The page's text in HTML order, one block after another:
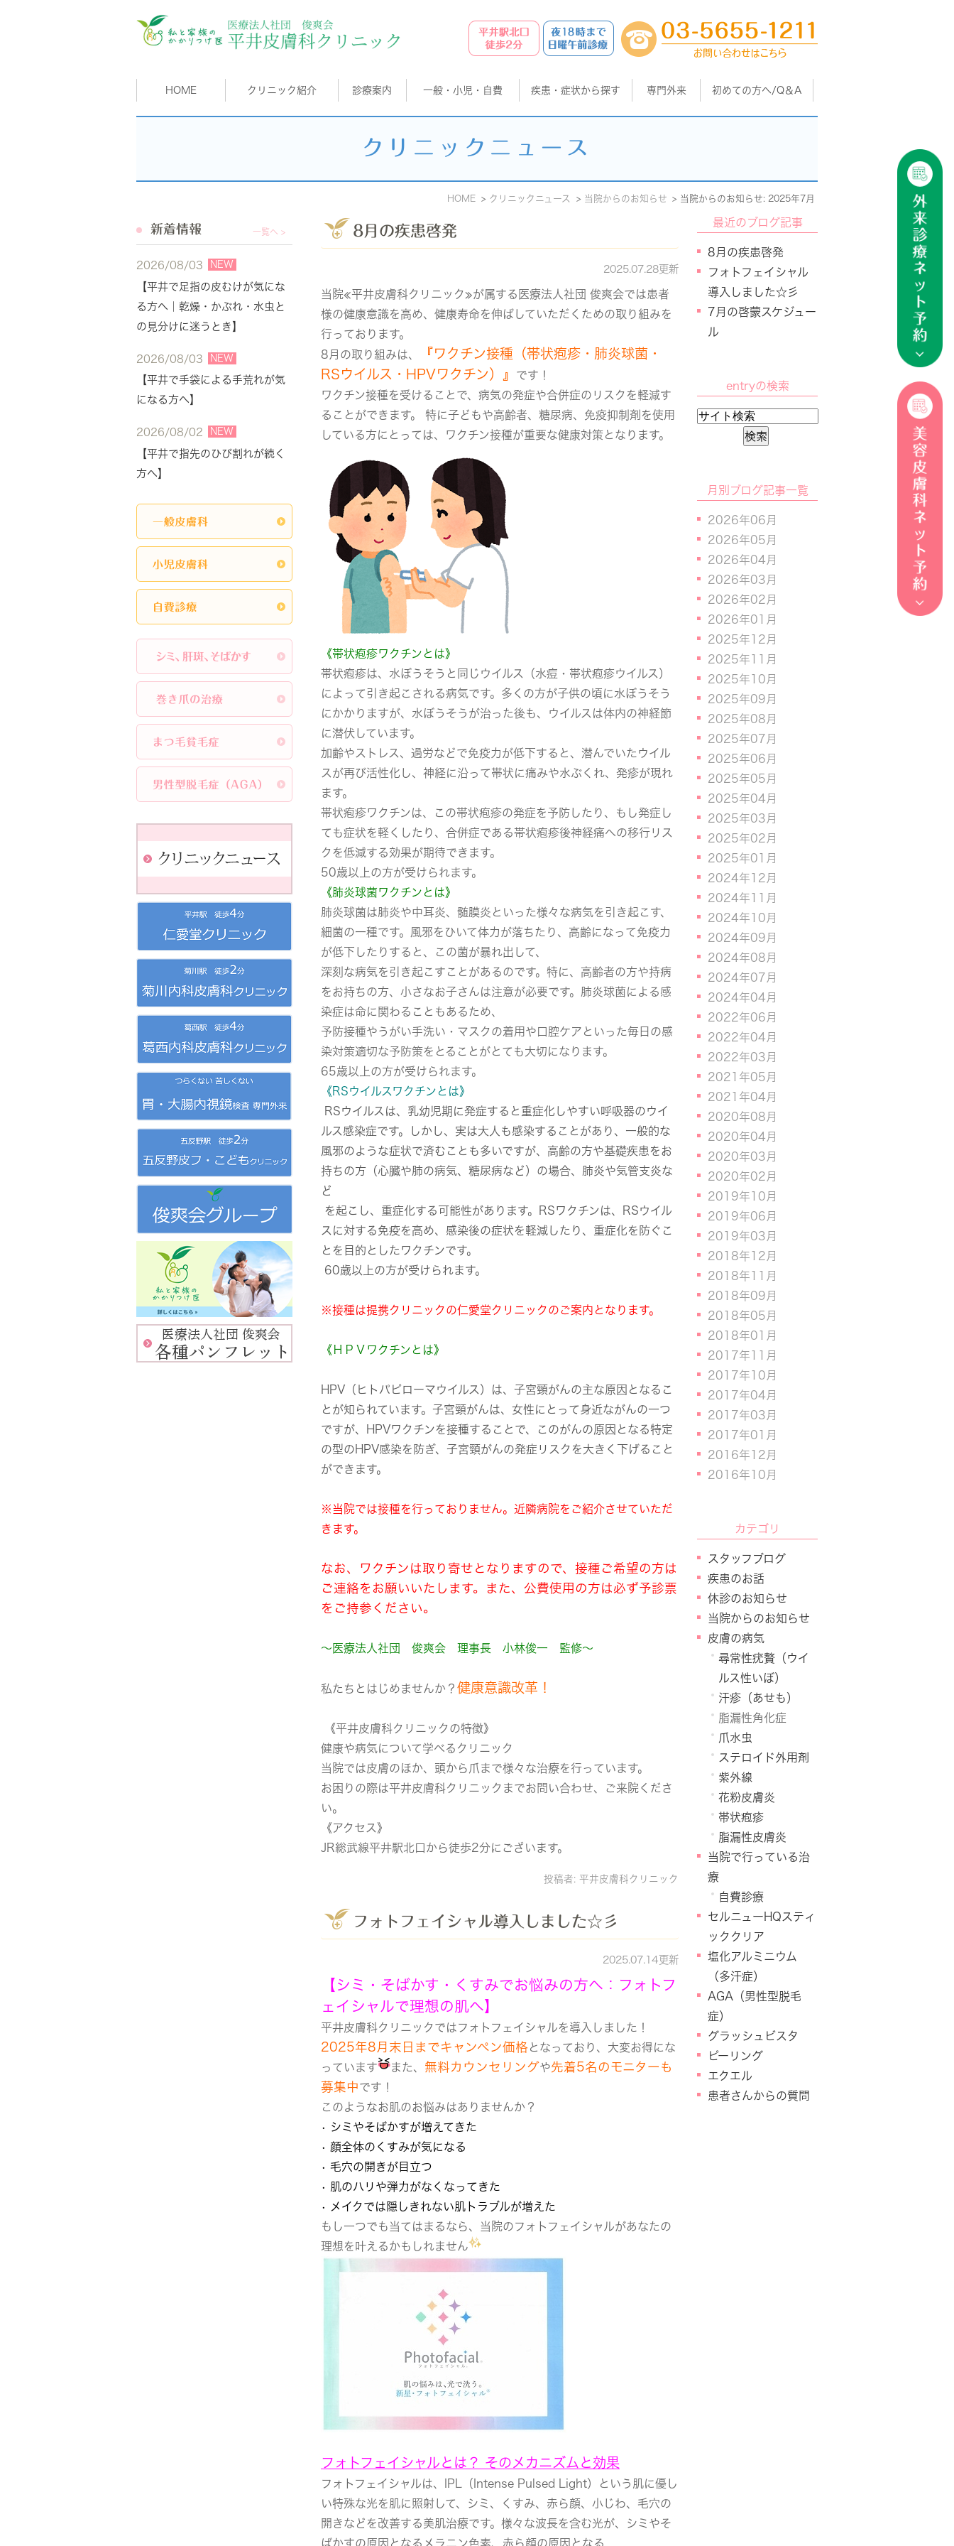
HOME クリニック紹介 診療案内 一般・小児・自費 疾患・症状から探す 専門外来 初めての方へ/Q＆A
クリニックニュース
HOME クリニックニュース 当院からのお知らせ 当院からのお知らせ: 2025年7月
8月の疾患啓発
2025.07.28更新
当院≪平井皮膚科クリニック≫が属する医療法人社団 俊爽会では患者
様の健康意識を高め、健康寿命を伸ばしていただくための取り組みを
行っております。
8月の取り組みは、
『ワクチン接種（帯状疱疹・肺炎球菌・
RSウイルス・HPVワクチン）』
です！
ワクチン接種を受けることで、病気の発症や合併症のリスクを軽減す
ることができます。 特に子どもや高齢者、糖尿病、免疫抑制剤を使用
している方にとっては、ワクチン接種が重要な健康対策となります。
《帯状疱疹ワクチンとは》
帯状疱疹は、水ぼうそうと同じウイルス（水痘・帯状疱疹ウイルス）
によって引き起こされる病気です。多くの方が子供の頃に水ぼうそう
にかかりますが、水ぼうそうが治った後も、ウイルスは体内の神経節
に潜伏しています。
加齢やストレス、過労などで免疫力が低下すると、潜んでいたウイル
スが再び活性化し、神経に沿って帯状に痛みや水ぶくれ、発疹が現れ
ます。
帯状疱疹ワクチンは、この帯状疱疹の発症を予防したり、もし発症し
ても症状を軽くしたり、合併症である帯状疱疹後神経痛への移行リス
クを低減する効果が期待できます。
50歳以上の方が受けられます。
《肺炎球菌ワクチンとは》
肺炎球菌は肺炎や中耳炎、髄膜炎といった様々な病気を引き起こす、
細菌の一種です。風邪をひいて体力が落ちたり、高齢になって免疫力
が低下したりすると、この菌が暴れ出して、
深刻な病気を引き起こすことがあるのです。特に、高齢者の方や持病
をお持ちの方、小さなお子さんは注意が必要です。肺炎球菌による感
染症は命に関わることもあるため、
予防接種やうがい手洗い・マスクの着用や口腔ケアといった毎日の感
染対策適切な予防策をとることがとても大切になります。
65歳以上の方が受けられます。
《RSウイルスワクチンとは》
RSウイルスは、乳幼児期に発症すると重症化しやすい呼吸器のウイ
ルス感染症です。しかし、実は大人も感染することがあり、一般的な
風邪のような症状で済むことも多いですが、高齢の方や基礎疾患をお
持ちの方（心臓や肺の病気、糖尿病など）の場合、肺炎や気管支炎な
ど
を起こし、重症化する可能性があります。RSワクチンは、RSウイル
スに対する免疫を高め、感染後の症状を軽減したり、重症化を防ぐこ
とを目的としたワクチンです。
60歳以上の方が受けられます。
※接種は提携クリニックの仁愛堂クリニックのご案内となります。
《ＨＰＶワクチンとは》
HPV（ヒトパピローマウイルス）は、子宮頸がんの主な原因となるこ
とが知られています。子宮頸がんは、女性にとって身近ながんの一つ
ですが、HPVワクチンを接種することで、このがんの原因となる特定
の型のHPV感染を防ぎ、子宮頸がんの発症リスクを大きく下げること
ができます。
※当院では接種を行っておりません。近隣病院をご紹介させていただ
きます。
なお、ワクチンは取り寄せとなりますので、接種ご希望の方は
ご連絡をお願いいたします。また、公費使用の方は必ず予診票
をご持参ください。
～医療法人社団 俊爽会 理事長 小林俊一 監修～
私たちとはじめませんか？ 健康意識改革！
《平井皮膚科クリニックの特徴》
健康や病気について学べるクリニック
当院では皮膚のほか、頭から爪まで様々な治療を行っています。
お困りの際は平井皮膚科クリニックまでお問い合わせ、ご来院くださ
い。
《アクセス》
JR総武線平井駅北口から徒歩2分にございます。
投稿者: 平井皮膚科クリニック
フォトフェイシャル導入しました☆彡
2025.07.14更新
【シミ・そばかす・くすみでお悩みの方へ：フォトフ
ェイシャルで理想の肌へ】
平井皮膚科クリニックではフォトフェイシャルを導入しました！
2025年8月末日までキャンペン価格となっており、大変お得にな
っています
また、 無料カウンセリングや先着5名のモニターも
募集中です！
このようなお肌のお悩みはありませんか？
• シミやそばかすが増えてきた
• 顔全体のくすみが気になる
• 毛穴の開きが目立つ
• 肌のハリや弾力がなくなってきた
• メイクでは隠しきれない肌トラブルが増えた
もし一つでも当てはまるなら、当院のフォトフェイシャルがあなたの
理想を叶えるかもしれません
フォトフェイシャルとは？ そのメカニズムと効果
フォトフェイシャルは、IPL（Intense Pulsed Light）という肌に優し
い特殊な光を肌に照射して、シミ、くすみ、赤ら顔、小じわ、毛穴の
開きなどを改善する美肌治療です。様々な波長を含む光が、シミやそ
ばかすの原因となるメラニン色素、赤ら顔の原因となる
最近のブログ記事
8月の疾患啓発
フォトフェイシャル
導入しました☆彡
7月の啓蒙スケジュー
ル
entryの検索
月別ブログ記事一覧
2026年06月
2026年05月
2026年04月
2026年03月
2026年02月
2026年01月
2025年12月
2025年11月
2025年10月
2025年09月
2025年08月
2025年07月
2025年06月
2025年05月
2025年04月
2025年03月
2025年02月
2025年01月
2024年12月
2024年11月
2024年10月
2024年09月
2024年08月
2024年07月
2024年04月
2022年06月
2022年04月
2022年03月
2021年05月
2021年04月
2020年08月
2020年04月
2020年03月
2020年02月
2019年10月
2019年06月
2019年03月
2018年12月
2018年11月
2018年09月
2018年05月
2018年01月
2017年11月
2017年10月
2017年04月
2017年03月
2017年01月
2016年12月
2016年10月
カテゴリ
スタッフブログ
疾患のお話
休診のお知らせ
当院からのお知らせ
皮膚の病気
尋常性疣贅（ウイ
ルス性いぼ）
汗疹（あせも）
脂漏性角化症
爪水虫
ステロイド外用剤
紫外線
花粉皮膚炎
帯状疱疹
脂漏性皮膚炎
当院で行っている治
療
自費診療
セルニューHQスティ
ッククリア
塩化アルミニウム
（多汗症）
AGA（男性型脱毛
症）
グラッシュビスタ
ピーリング
エクエル
患者さんからの質問
新着情報 一覧へ >
2026/08/03 NEW
【平井で足指の皮むけが気にな
る方へ｜乾燥・かぶれ・水虫と
の見分けに迷うとき】
2026/08/03 NEW
【平井で手袋による手荒れが気
になる方へ】
2026/08/02 NEW
【平井で指先のひび割れが続く
方へ】